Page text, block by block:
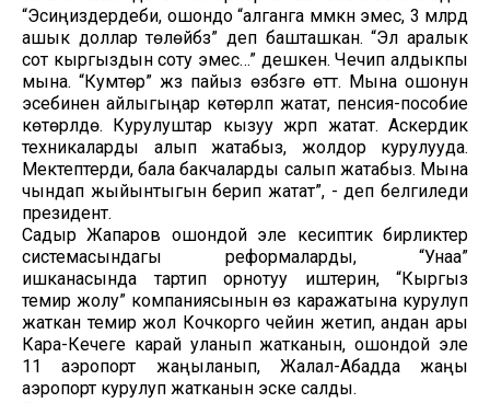
“Эсиңиздердеби, ошондо “алганга мүмкүн эмес, 3 млрд
ашык доллар төлөйбүз” деп башташкан. “Эл аралык
сот кыргыздын соту эмес…” дешкен. Чечип алдыкпы
мына. “Кумтөр” жүз пайыз өзүбүзгө өттү. Мына ошонун
эсебинен айлыгыңар көтөрүлүп жатат, пенсия-пособие
көтөрүлүүдө. Курулуштар кызуу жүрүп жатат. Аскердик
техникаларды алып жатабыз, жолдор курулууда.
Мектептерди, бала бакчаларды салып жатабыз. Мына
чындап жыйынтыгын берип жатат”, - деп белгиледи
президент.
Садыр Жапаров ошондой эле кесиптик бирликтер
системасындагы реформаларды, “Унаа”
ишканасында тартип орнотуу иштерин, “Кыргыз
темир жолу” компаниясынын өз каражатына курулуп
жаткан темир жол Кочкорго чейин жетип, андан ары
Кара-Кечеге карай уланып жатканын, ошондой эле
11 аэропорт жаңыланып, Жалал-Абадда жаңы
аэропорт курулуп жатканын эске салды.